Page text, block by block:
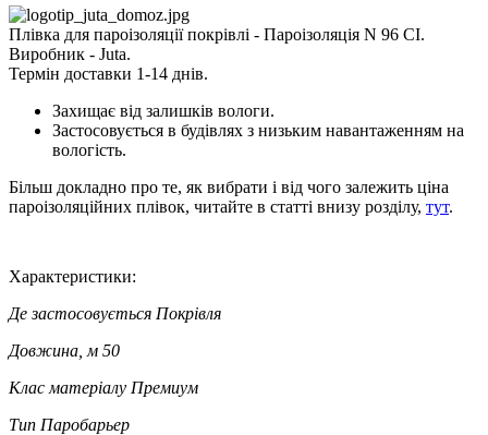
Плівка для пароізоляції покрівлі - Пароізоляція N 96 СІ.
Виробник - Juta.
Термін доставки 1-14 днів.
Захищає від залишків вологи.
Застосовується в будівлях з низьким навантаженням на
вологість.
Більш докладно про те, як вибрати і від чого залежить ціна
пароізоляційних плівок, читайте в статті внизу розділу, тут.
Характеристики:
Де застосовується Покрівля
Довжина, м 50
Клас матеріалу Премиум
Тип Паробарьер